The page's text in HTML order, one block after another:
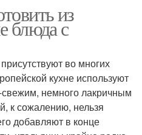
из
блюда с
во многих
кухне используют
немного лакричным
к сожалению, нельзя
добавляют в конце